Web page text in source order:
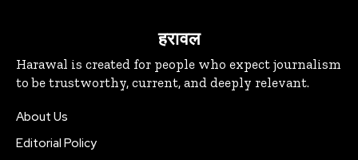
हरावल
Harawal is created for people who expect journalism
to be trustworthy, current, and deeply relevant.
About Us
Editorial Policy